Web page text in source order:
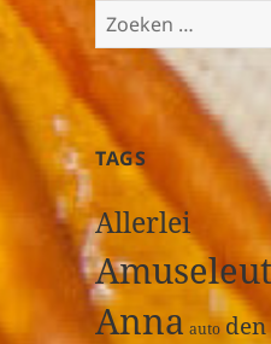
Z
o
e
k
e
n
a
a
r
:
TAGS
Allerlei
Anna auto